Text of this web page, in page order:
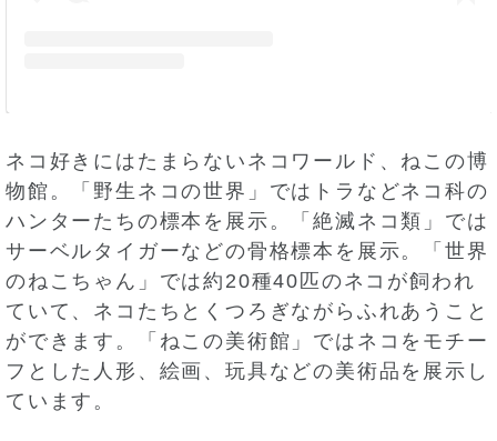
ネコ好きにはたまらないネコワールド、ねこの博
物館。「野生ネコの世界」ではトラなどネコ科の
ハンターたちの標本を展示。「絶滅ネコ類」では
サーベルタイガーなどの骨格標本を展示。「世界
のねこちゃん」では約20種40匹のネコが飼われ
ていて、ネコたちとくつろぎながらふれあうこと
ができます。「ねこの美術館」ではネコをモチー
フとした人形、絵画、玩具などの美術品を展示し
ています。